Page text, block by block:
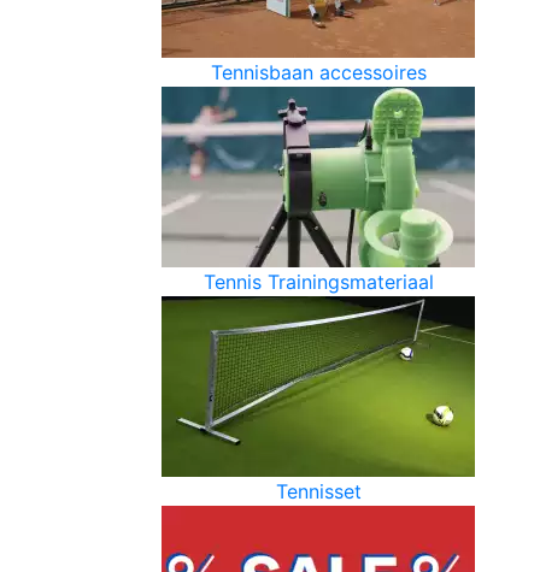
Tennisbaan accessoires
Tennis Trainingsmateriaal
Tennisset